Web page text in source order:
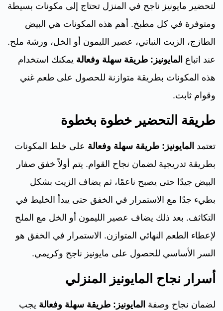
لتحضير مايونيز ناجح في المنزل تحتاج إلى مكونات بسيطة
ومتوفرة في كل مطبخ. أهم هذه المكونات هي البيض
الطازج، الزيت النباتي، عصير الليمون أو الخل، ورشة ملح.
عند اتباع المايونيز: طريقة سهلة وفعالة يمكنك استخدام
هذه المكونات بطريقة متوازنة للحصول على طعم غني
وقوام ثابت.
طريقة التحضير خطوة بخطوة
تعتمد المايونيز: طريقة سهلة وفعالة على خلط المكونات
بطريقة تدريجية لضمان نجاح القوام. يتم أولاً خفق صفار
البيض جيدًا حتى يصبح ناعمًا، ثم يضاف الزيت بشكل
بطيء جدًا مع الاستمرار في الخفق حتى يبدأ الخليط في
التكاثف. بعد ذلك يضاف عصير الليمون أو الخل مع الملح
لإعطاء الطعم النهائي المتوازن. الاستمرار في الخفق هو
السر الأساسي للحصول على مايونيز ناجح وكريمي.
أسرار نجاح المايونيز المنزلي
لضمان نجاح وصفة المايونيز: طريقة سهلة وفعالة يجب